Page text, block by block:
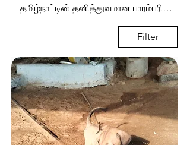
தமிழ்நாட்டின் தனித்துவமான பாரம்பரிய
கொம்பை, கன்னி, ராஜபாளையம் போன்ற
பல்வேறு இனங்கள் எங்களிடம்
கிடைக்கின்றன. ஒவ்வொரு இனமும்
தனித்துவமான திறன்களைக் கொண்டது,
உங்கள் தேவைக்கேற்ற சிறந்த நாயைக்
கண்டறிய உதவுகிறோம்.
Filter